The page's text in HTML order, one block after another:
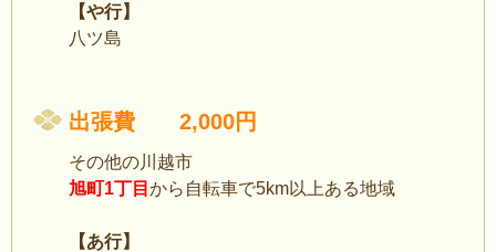
【や行】
八ツ島
出張費 2,000円
その他の川越市
旭町1丁目 から自転車で5km以上ある地域
【あ行】